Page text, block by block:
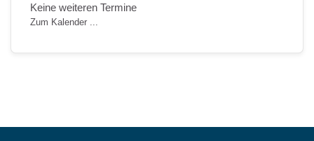
Keine weiteren Termine
Zum Kalender ...